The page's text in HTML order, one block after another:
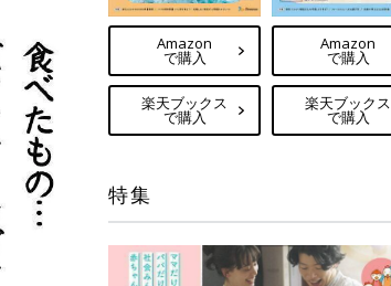
Amazon
で購入
楽天ブックス
で購入
Amazon
で購入
楽天ブックス
で購入
特集